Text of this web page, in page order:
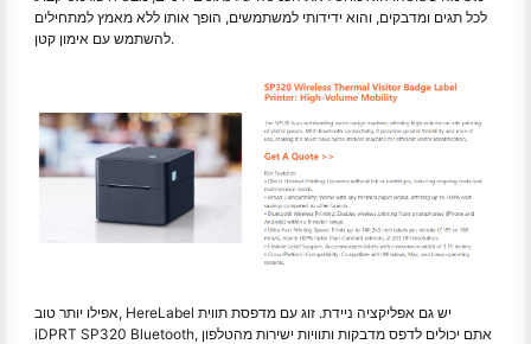
לכל תגים ומדבקים, והוא ידידותי למשתמשים, הופך אותו ללא מאמץ למתחילים
להשתמש עם אימון קטן.
אפילו יותר טוב, HereLabel יש גם אפליקציה ניידת. זוג עם מדפסת תווית
iDPRT SP320 Bluetooth, אתם יכולים לדפס מדבקות ותוויות ישירות מהטלפון